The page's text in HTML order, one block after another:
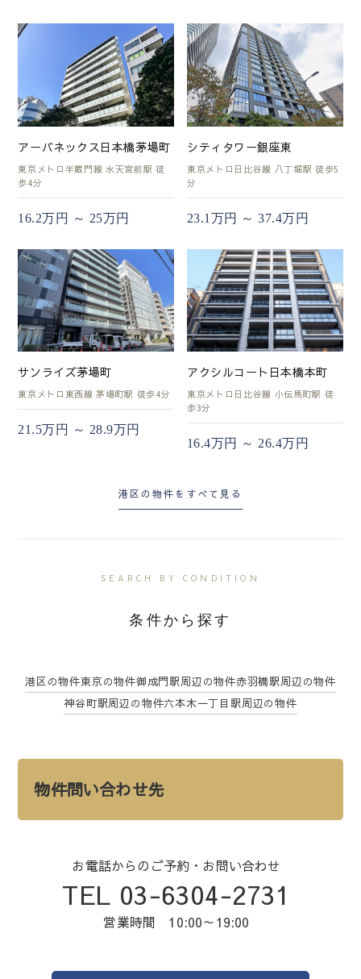
アーバネックス日本橋茅場町
東京メトロ半蔵門線 水天宮前駅 徒
歩4分
16.2万円 ～ 25万円
シティタワー銀座東
東京メトロ日比谷線 八丁堀駅 徒歩5
分
23.1万円 ～ 37.4万円
サンライズ茅場町
東京メトロ東西線 茅場町駅 徒歩4分
21.5万円 ～ 28.9万円
アクシルコート日本橋本町
東京メトロ日比谷線 小伝馬町駅 徒
歩3分
16.4万円 ～ 26.4万円
港区の物件をすべて見る
SEARCH BY CONDITION
条件から探す
港区の物件東京の物件御成門駅周辺の物件赤羽橋駅周辺の物件
神谷町駅周辺の物件六本木一丁目駅周辺の物件
物件問い合わせ先
お電話からのご予約・お問い合わせ
TEL 03-6304-2731
営業時間 10:00～19:00